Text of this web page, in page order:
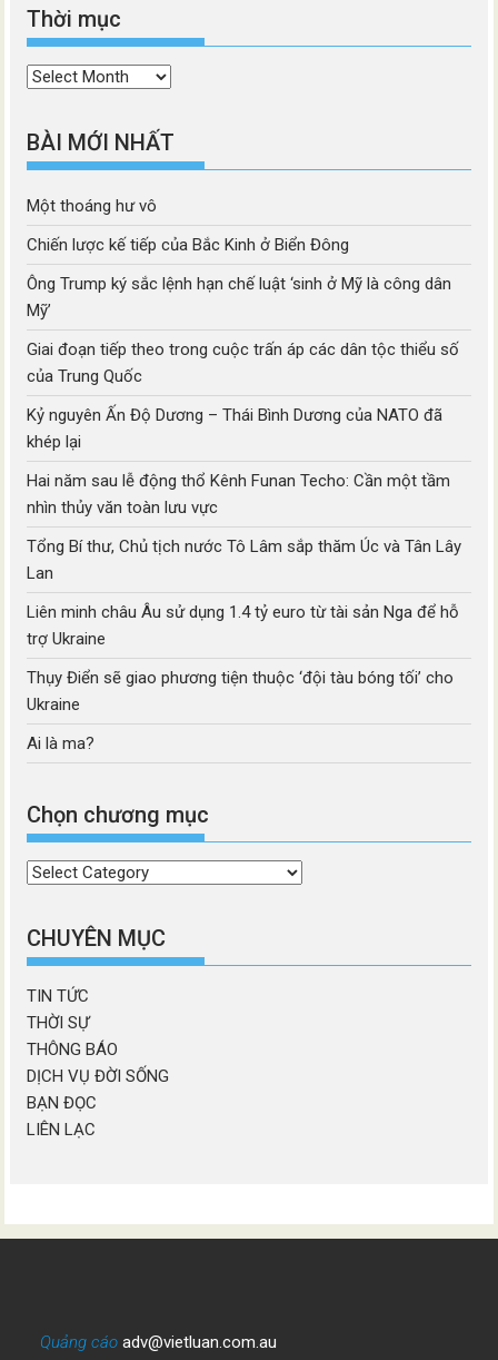
Thời mục
Thời
BÀI MỚI NHẤT
Một thoáng hư vô
Chiến lược kế tiếp của Bắc Kinh ở Biển Đông
Ông Trump ký sắc lệnh hạn chế luật ‘sinh ở Mỹ là công dân
Mỹ’
Giai đoạn tiếp theo trong cuộc trấn áp các dân tộc thiểu số
của Trung Quốc
Kỷ nguyên Ấn Độ Dương – Thái Bình Dương của NATO đã
khép lại
Hai năm sau lễ động thổ Kênh Funan Techo: Cần một tầm
nhìn thủy văn toàn lưu vực
Tổng Bí thư, Chủ tịch nước Tô Lâm sắp thăm Úc và Tân Lây
Lan
Liên minh châu Âu sử dụng 1.4 tỷ euro từ tài sản Nga để hỗ
trợ Ukraine
Thụy Điển sẽ giao phương tiện thuộc ‘đội tàu bóng tối’ cho
Ukraine
Ai là ma?
Chọn chương mục
Chọn
mục
CHUYÊN MỤC
TIN TỨC
THỜI SỰ
THÔNG BÁO
DỊCH VỤ ĐỜI SỐNG
BẠN ĐỌC
LIÊN LẠC
Quảng cáo adv@vietluan.com.au